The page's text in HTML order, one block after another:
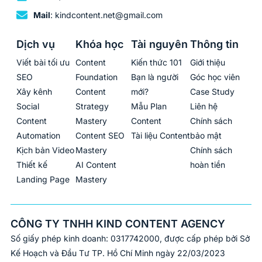
Mail: kindcontent.net@gmail.com
Dịch vụ
Viết bài tối ưu
SEO
Xây kênh
Social
Content
Automation
Kịch bản Video
Thiết kế
Landing Page
Khóa học
Content
Foundation
Content
Strategy
Mastery
Content SEO
Mastery
AI Content
Mastery
Tài nguyên
Kiến thức 101
Bạn là người
mới?
Mẫu Plan
Content
Tài liệu Content
Thông tin
Giới thiệu
Góc học viên
Case Study
Liên hệ
Chính sách
bảo mật
Chính sách
hoàn tiền
CÔNG TY TNHH KIND CONTENT AGENCY
Số giấy phép kinh doanh: 0317742000, được cấp phép bởi Sở
Kế Hoạch và Đầu Tư TP. Hồ Chí Minh ngày 22/03/2023